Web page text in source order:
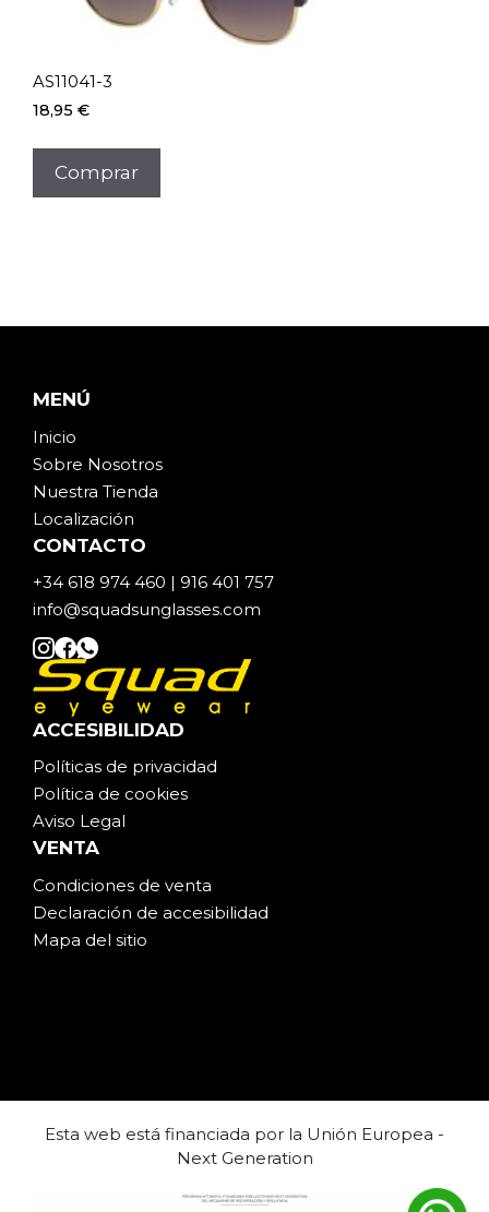
AS11041-3
18,95 €
Comprar
MENÚ
Inicio
Sobre Nosotros
Nuestra Tienda
Localización
CONTACTO
+34 618 974 460 | 916 401 757
info@squadsunglasses.com
ACCESIBILIDAD
Políticas de privacidad
Política de cookies
Aviso Legal
VENTA
Condiciones de venta
Declaración de accesibilidad
Mapa del sitio
Esta web está financiada por la Unión Europea -
Next Generation